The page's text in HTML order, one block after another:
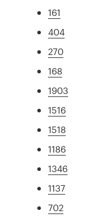
161
404
270
168
1903
1516
1518
1186
1346
1137
702